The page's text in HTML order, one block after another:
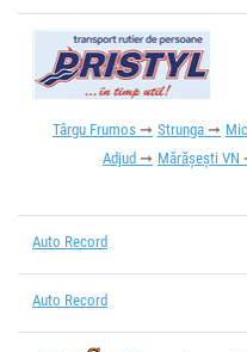
Târgu Frumos
Strunga
Adjud
Mărășești VN
Auto Record
Auto Record